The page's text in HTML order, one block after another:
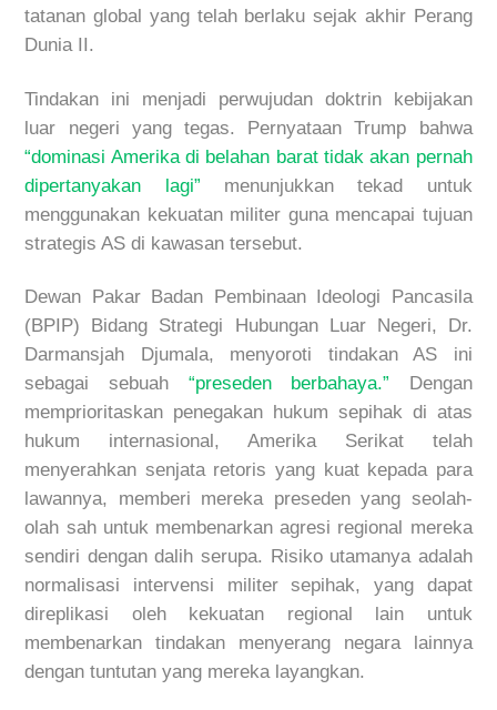
tatanan global yang telah berlaku sejak akhir Perang
Dunia II.
Tindakan ini menjadi perwujudan doktrin kebijakan
luar negeri yang tegas. Pernyataan Trump bahwa
“dominasi Amerika di belahan barat tidak akan pernah
dipertanyakan lagi” menunjukkan tekad untuk
menggunakan kekuatan militer guna mencapai tujuan
strategis AS di kawasan tersebut.
Dewan Pakar Badan Pembinaan Ideologi Pancasila
(BPIP) Bidang Strategi Hubungan Luar Negeri, Dr.
Darmansjah Djumala, menyoroti tindakan AS ini
sebagai sebuah “preseden berbahaya.” Dengan
memprioritaskan penegakan hukum sepihak di atas
hukum internasional, Amerika Serikat telah
menyerahkan senjata retoris yang kuat kepada para
lawannya, memberi mereka preseden yang seolah-
olah sah untuk membenarkan agresi regional mereka
sendiri dengan dalih serupa. Risiko utamanya adalah
normalisasi intervensi militer sepihak, yang dapat
direplikasi oleh kekuatan regional lain untuk
membenarkan tindakan menyerang negara lainnya
dengan tuntutan yang mereka layangkan.